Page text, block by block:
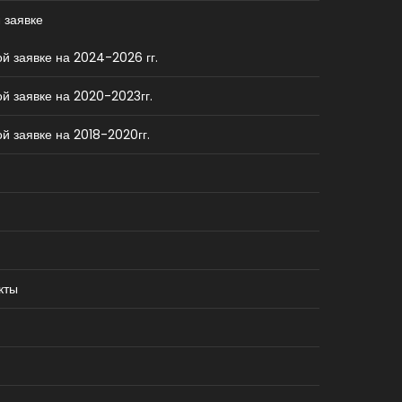
заявке на 2024-2026 гг.
заявке на 2020-2023гг.
заявке на 2018-2020гг.